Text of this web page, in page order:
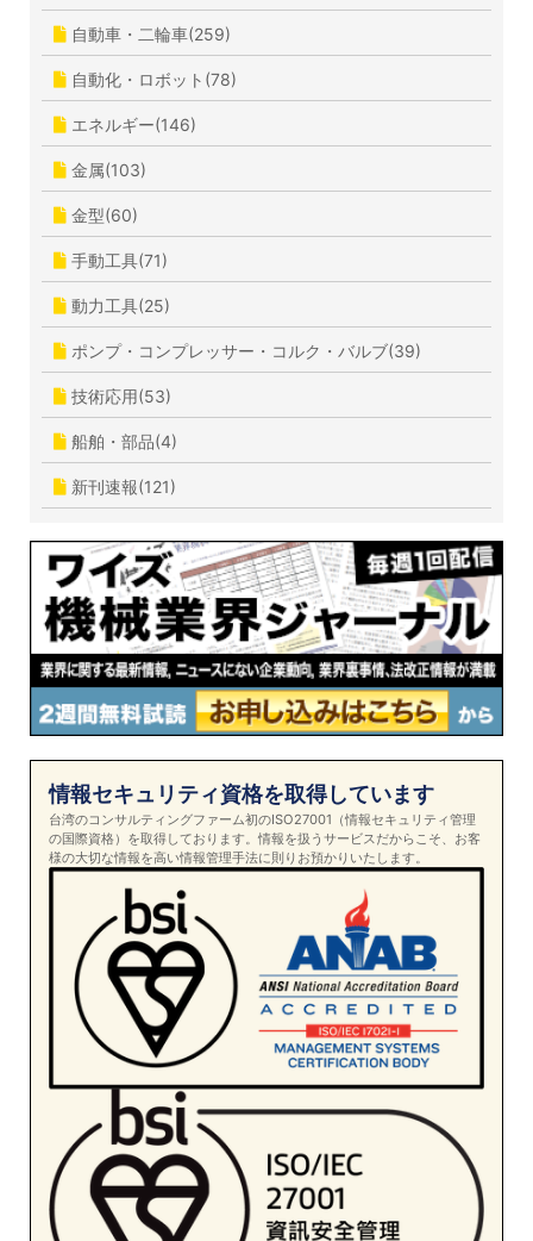
自動車・二輪車(259)
自動化・ロボット(78)
エネルギー(146)
金属(103)
金型(60)
手動工具(71)
動力工具(25)
ポンプ・コンプレッサー・コルク・バルブ(39)
技術応用(53)
船舶・部品(4)
新刊速報(121)
情報セキュリティ資格を取得しています
台湾のコンサルティングファーム初のISO27001（情報セキュリティ管理
の国際資格）を取得しております。情報を扱うサービスだからこそ、お客
様の大切な情報を高い情報管理手法に則りお預かりいたします。